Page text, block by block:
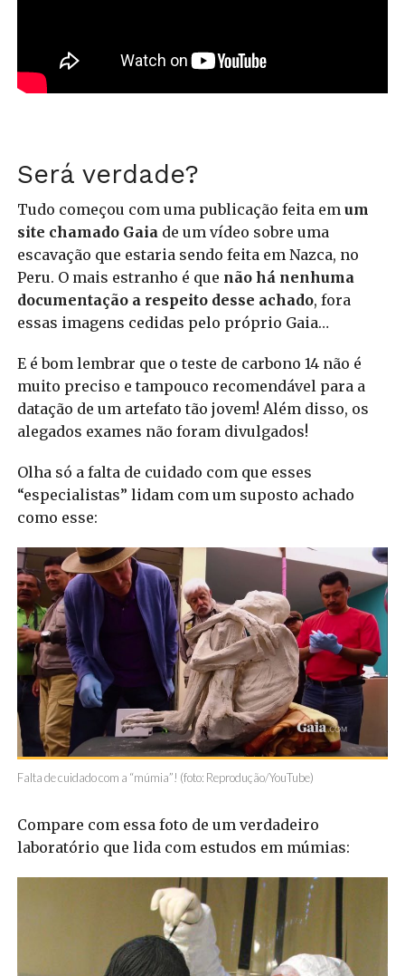
Será verdade?
Tudo começou com uma publicação feita em um
site chamado Gaiade um vídeo sobre uma
escavação que estaria sendo feita em Nazca, no
Peru. O mais estranho é que não há nenhuma
documentação a respeito desse achado, fora
essas imagens cedidas pelo próprio Gaia…
E é bom lembrar que o teste de carbono 14 não é
muito preciso e tampouco recomendável para a
datação de um artefato tão jovem! Além disso, os
alegados exames não foram divulgados!
Olha só a falta de cuidado com que esses
“especialistas” lidam com um suposto achado
como esse:
Falta de cuidado com a “múmia”! (foto: Reprodução/YouTube)
Compare com essa foto de um verdadeiro
laboratório que lida com estudos em múmias: